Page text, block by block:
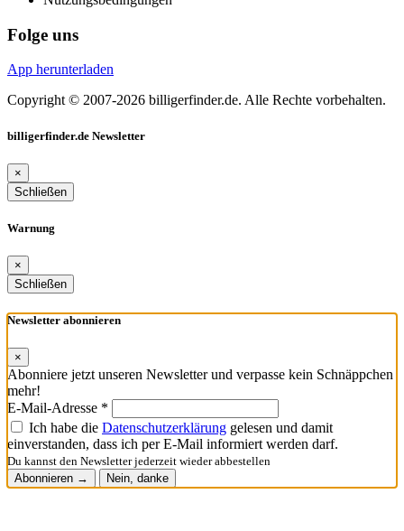
Folge uns
App herunterladen
Copyright © 2007-2026 billigerfinder.de. Alle Rechte vorbehalten.
billigerfinder.de Newsletter
×
Schließen
Warnung
×
Schließen
Newsletter abonnieren
×
Abonniere jetzt unseren Newsletter und verpasse kein Schnäppchen
mehr!
E-Mail-Adresse *
Ich habe die Datenschutzerklärung gelesen und damit
einverstanden, dass ich per E-Mail informiert werden darf.
Du kannst den Newsletter jederzeit wieder abbestellen
Abonnieren →
Nein, danke